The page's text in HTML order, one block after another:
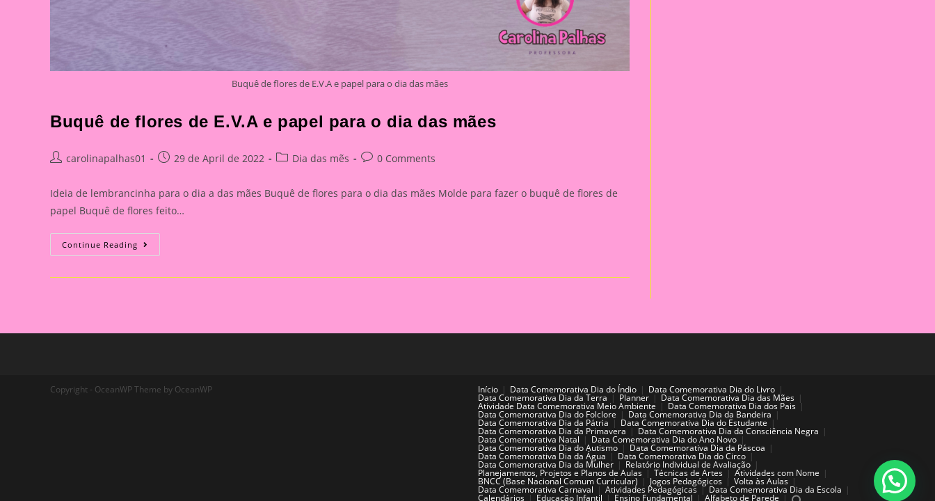
Buquê de flores de E.V.A e papel para o dia das mães
Buquê de flores de E.V.A e papel para o dia das mães
Postcarolinapalhas01
Post29 de April de 2022
PostDia das mẽs
Post0 Comments
Ideia de lembrancinha para o dia a das mães Buquê de flores para o dia das mães Molde para fazer o buquê de flores de
papel Buquê de flores feito…
Continue Reading Buquê
De
Dia
Início Data Comemorativa Dia do Índio Data Comemorativa Dia do Livro
Data Comemorativa Dia da Terra Planner Data Comemorativa Dia das Mães
Atividade Data Comemorativa Meio Ambiente Data Comemorativa Dia dos Pais
Data Comemorativa Dia do Folclore Data Comemorativa Dia da Bandeira
Data Comemorativa Dia da Pátria Data Comemorativa Dia do Estudante
Data Comemorativa Dia da Primavera Data Comemorativa Dia da Consciência Negra
Data Comemorativa Natal Data Comemorativa Dia do Ano Novo
Data Comemorativa Dia do Autismo Data Comemorativa Dia da Páscoa
Data Comemorativa Dia da Água Data Comemorativa Dia do Circo
Data Comemorativa Dia da Mulher Relatório Individual de Avaliação
Planejamentos, Projetos e Planos de Aulas Técnicas de Artes Atividades com Nome
BNCC (Base Nacional Comum Curricular) Jogos Pedagógicos Volta às Aulas
Data Comemorativa Carnaval Atividades Pedagógicas Data Comemorativa Dia da Escola
Calendários Educação Infantil Ensino Fundamental Alfabeto de Parede
Copyright - OceanWP Theme by OceanWP